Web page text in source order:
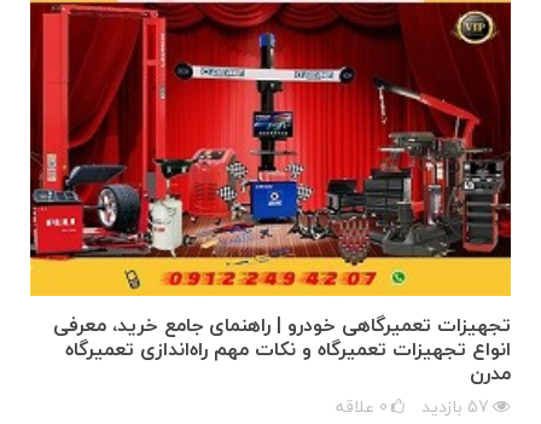
تجهیزات تعمیرگاهی خودرو | راهنمای جامع خرید، معرفی
انواع تجهیزات تعمیرگاه و نکات مهم راه‌اندازی تعمیرگاه
مدرن
57 بازدید 0 علاقه